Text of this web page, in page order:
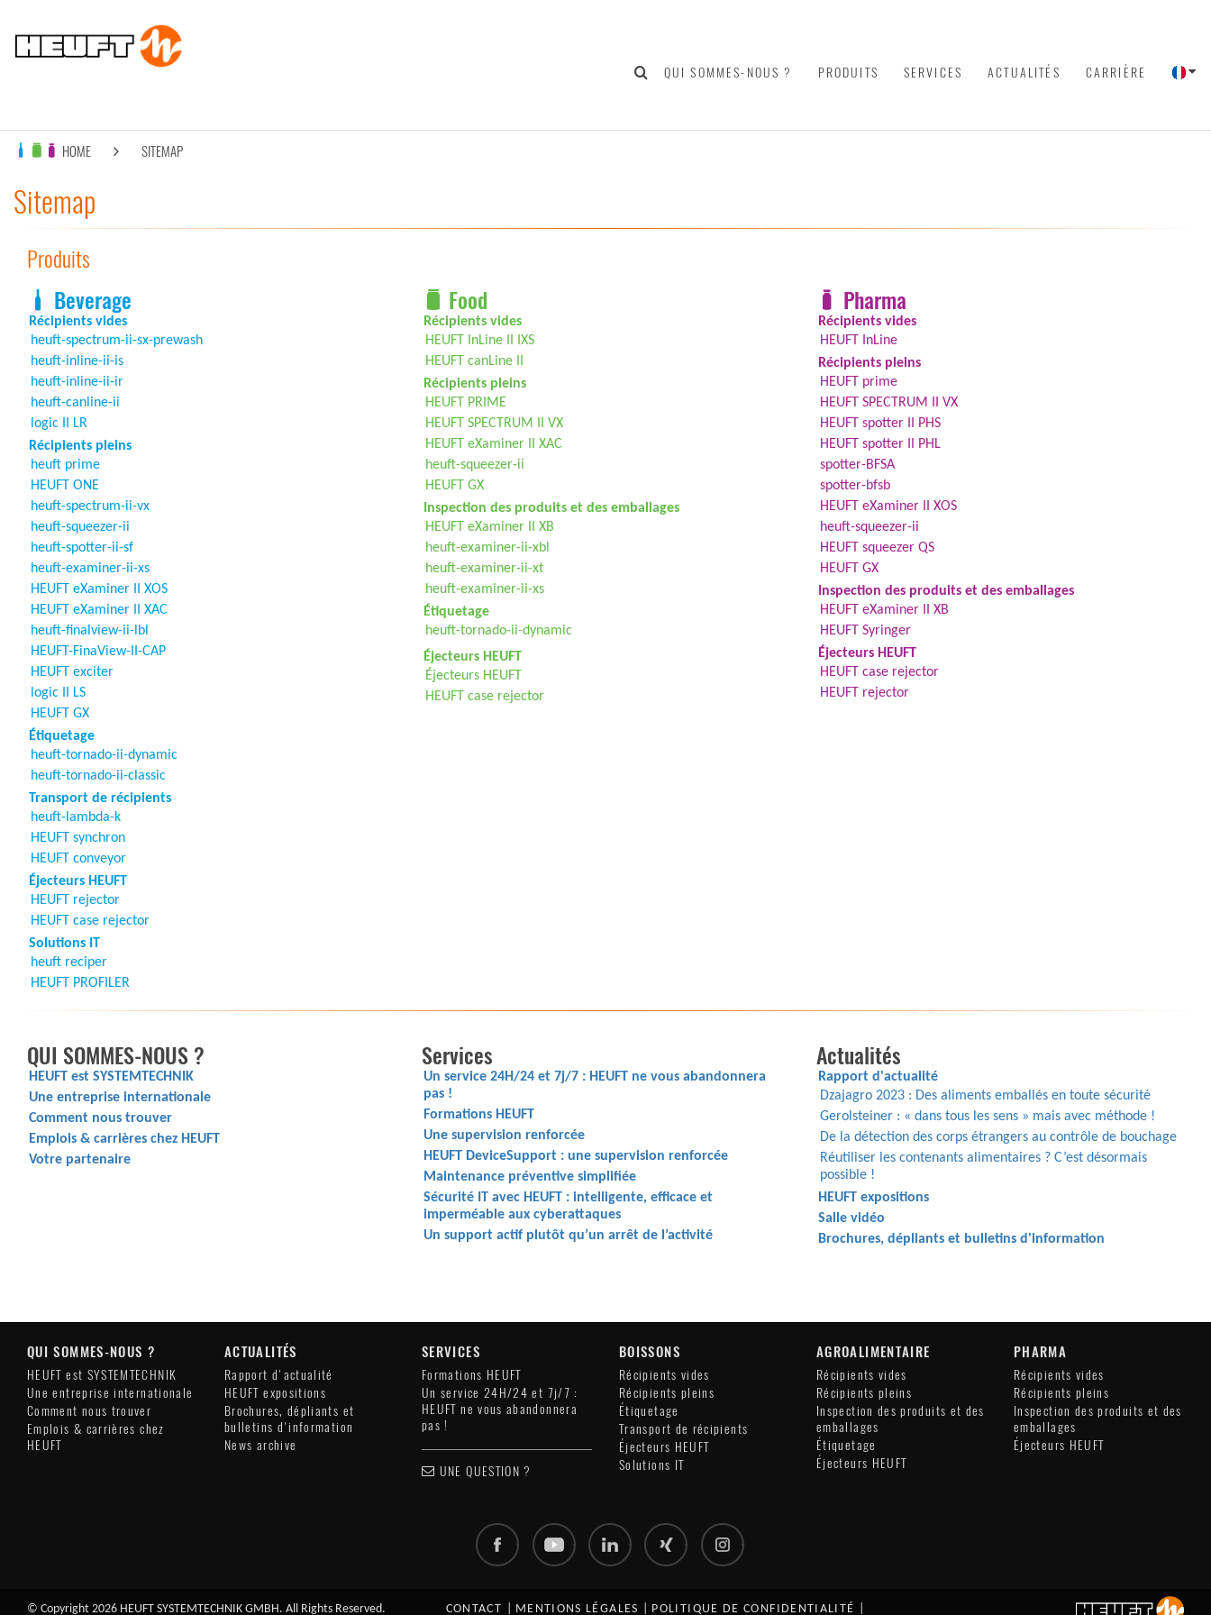
QUI SOMMES-NOUS ? PRODUITS SERVICES ACTUALITÉS CARRIÈRE
HOME SITEMAP
Sitemap
Produits
Beverage
Récipients vides
heuft-spectrum-ii-sx-prewash
heuft-inline-ii-is
heuft-inline-ii-ir
heuft-canline-ii
logic II LR
Récipients pleins
heuft prime
HEUFT ONE
heuft-spectrum-ii-vx
heuft-squeezer-ii
heuft-spotter-ii-sf
heuft-examiner-ii-xs
HEUFT eXaminer II XOS
HEUFT eXaminer II XAC
heuft-finalview-ii-lbl
HEUFT-FinaView-II-CAP
HEUFT exciter
logic II LS
HEUFT GX
Étiquetage
heuft-tornado-ii-dynamic
heuft-tornado-ii-classic
Transport de récipients
heuft-lambda-k
HEUFT synchron
HEUFT conveyor
Éjecteurs HEUFT
HEUFT rejector
HEUFT case rejector
Solutions IT
heuft reciper
HEUFT PROFILER
Food
Récipients vides
HEUFT InLine II IXS
HEUFT canLine II
Récipients pleins
HEUFT PRIME
HEUFT SPECTRUM II VX
HEUFT eXaminer II XAC
heuft-squeezer-ii
HEUFT GX
Inspection des produits et des emballages
HEUFT eXaminer II XB
heuft-examiner-ii-xbl
heuft-examiner-ii-xt
heuft-examiner-ii-xs
Étiquetage
heuft-tornado-ii-dynamic
Éjecteurs HEUFT
Éjecteurs HEUFT
HEUFT case rejector
Pharma
Récipients vides
HEUFT InLine
Récipients pleins
HEUFT prime
HEUFT SPECTRUM II VX
HEUFT spotter II PHS
HEUFT spotter II PHL
spotter-BFSA
spotter-bfsb
HEUFT eXaminer II XOS
heuft-squeezer-ii
HEUFT squeezer QS
HEUFT GX
Inspection des produits et des emballages
HEUFT eXaminer II XB
HEUFT Syringer
Éjecteurs HEUFT
HEUFT case rejector
HEUFT rejector
QUI SOMMES-NOUS ?
HEUFT est SYSTEMTECHNIK
Une entreprise internationale
Comment nous trouver
Emplois & carrières chez HEUFT
Votre partenaire
Services
Un service 24H/24 et 7j/7 : HEUFT ne vous abandonnera
pas !
Formations HEUFT
Une supervision renforcée
HEUFT DeviceSupport : une supervision renforcée
Maintenance préventive simplifiée
Sécurité IT avec HEUFT : intelligente, efficace et
imperméable aux cyberattaques
Un support actif plutôt qu’un arrêt de l’activité
Actualités
Rapport d'actualité
Dzajagro 2023 : Des aliments emballés en toute sécurité
Gerolsteiner : « dans tous les sens » mais avec méthode !
De la détection des corps étrangers au contrôle de bouchage
Réutiliser les contenants alimentaires ? C’est désormais
possible !
HEUFT expositions
Salle vidéo
Brochures, dépliants et bulletins d'information
QUI SOMMES-NOUS ?
HEUFT est SYSTEMTECHNIK
Une entreprise internationale
Comment nous trouver
Emplois & carrières chez
HEUFT
ACTUALITÉS
Rapport d'actualité
HEUFT expositions
Brochures, dépliants et
bulletins d'information
News archive
SERVICES
Formations HEUFT
Un service 24H/24 et 7j/7 :
HEUFT ne vous abandonnera
pas !
UNE QUESTION ?
BOISSONS
Récipients vides
Récipients pleins
Étiquetage
Transport de récipients
Éjecteurs HEUFT
Solutions IT
AGROALIMENTAIRE
Récipients vides
Récipients pleins
Inspection des produits et des
emballages
Étiquetage
Éjecteurs HEUFT
PHARMA
Récipients vides
Récipients pleins
Inspection des produits et des
emballages
Éjecteurs HEUFT
CONTACT MENTIONS LÉGALES POLITIQUE DE CONFIDENTIALITÉ
© Copyright 2026 HEUFT SYSTEMTECHNIK GMBH. All Rights Reserved.